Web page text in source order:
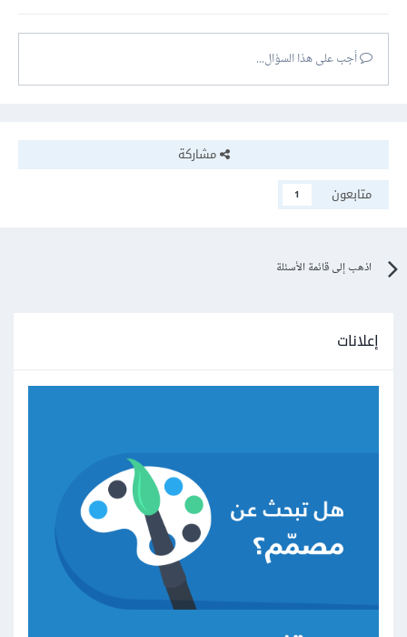
أجب على هذا السؤال...
مشاركة
متابعون
1
اذهب إلى قائمة الأسئلة
إعلانات